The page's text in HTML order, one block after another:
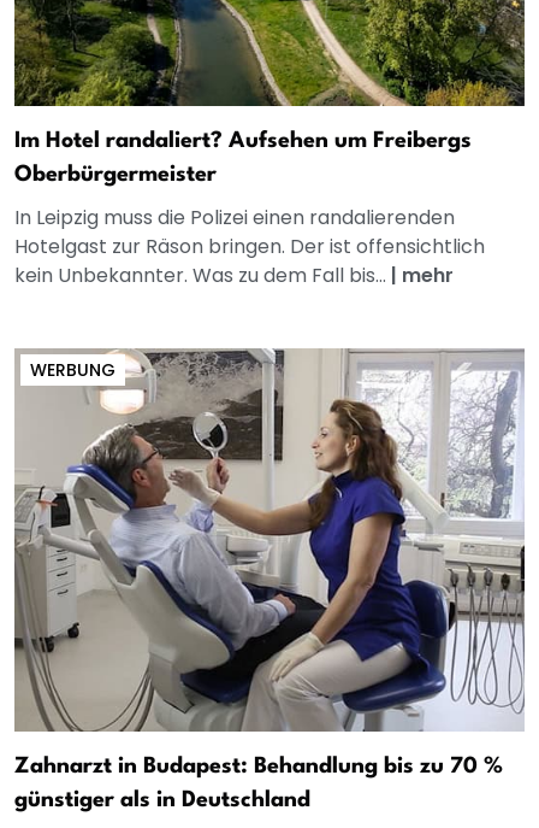
Im Hotel randaliert? Aufsehen um Freibergs
Oberbürgermeister
In Leipzig muss die Polizei einen randalierenden
Hotelgast zur Räson bringen. Der ist offensichtlich
kein Unbekannter. Was zu dem Fall bis... | mehr
WERBUNG
Zahnarzt in Budapest: Behandlung bis zu 70 %
günstiger als in Deutschland